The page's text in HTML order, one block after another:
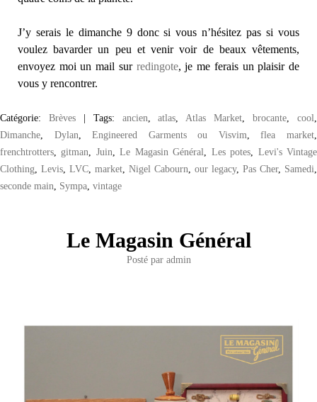
J’y serais le dimanche 9 donc si vous n’hésitez pas si vous
voulez bavarder un peu et venir voir de beaux vêtements,
envoyez moi un mail sur redingote, je me ferais un plaisir de
vous y rencontrer.
Catégorie: Brèves | Tags: ancien,atlas,Atlas Market,brocante,cool,
Dimanche, Dylan,Engineered Garments ou Visvim,flea market,
frenchtrotters, gitman, Juin,Le Magasin Général, Les potes, Levi's Vintage
Clothing, Levis, LVC, market, Nigel Cabourn, our legacy, Pas Cher, Samedi,
seconde main, Sympa, vintage
Le Magasin Général
Posté par admin